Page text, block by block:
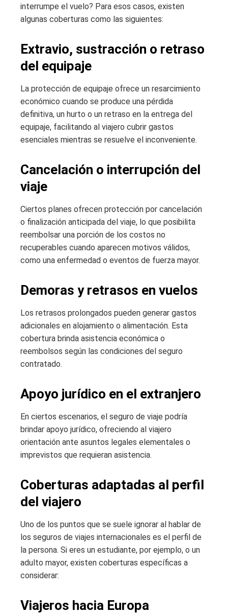
interrumpe el vuelo? Para esos casos, existen
algunas coberturas como las siguientes:
Extravio, sustracción o retraso
del equipaje
La protección de equipaje ofrece un resarcimiento
económico cuando se produce una pérdida
definitiva, un hurto o un retraso en la entrega del
equipaje, facilitando al viajero cubrir gastos
esenciales mientras se resuelve el inconveniente.
Cancelación o interrupción del
viaje
Ciertos planes ofrecen protección por cancelación
o finalización anticipada del viaje, lo que posibilita
reembolsar una porción de los costos no
recuperables cuando aparecen motivos válidos,
como una enfermedad o eventos de fuerza mayor.
Demoras y retrasos en vuelos
Los retrasos prolongados pueden generar gastos
adicionales en alojamiento o alimentación. Esta
cobertura brinda asistencia económica o
reembolsos según las condiciones del seguro
contratado.
Apoyo jurídico en el extranjero
En ciertos escenarios, el seguro de viaje podría
brindar apoyo jurídico, ofreciendo al viajero
orientación ante asuntos legales elementales o
imprevistos que requieran asistencia.
Coberturas adaptadas al perfil
del viajero
Uno de los puntos que se suele ignorar al hablar de
los seguros de viajes internacionales es el perfil de
la persona. Si eres un estudiante, por ejemplo, o un
adulto mayor, existen coberturas específicas a
considerar:
Viajeros hacia Europa